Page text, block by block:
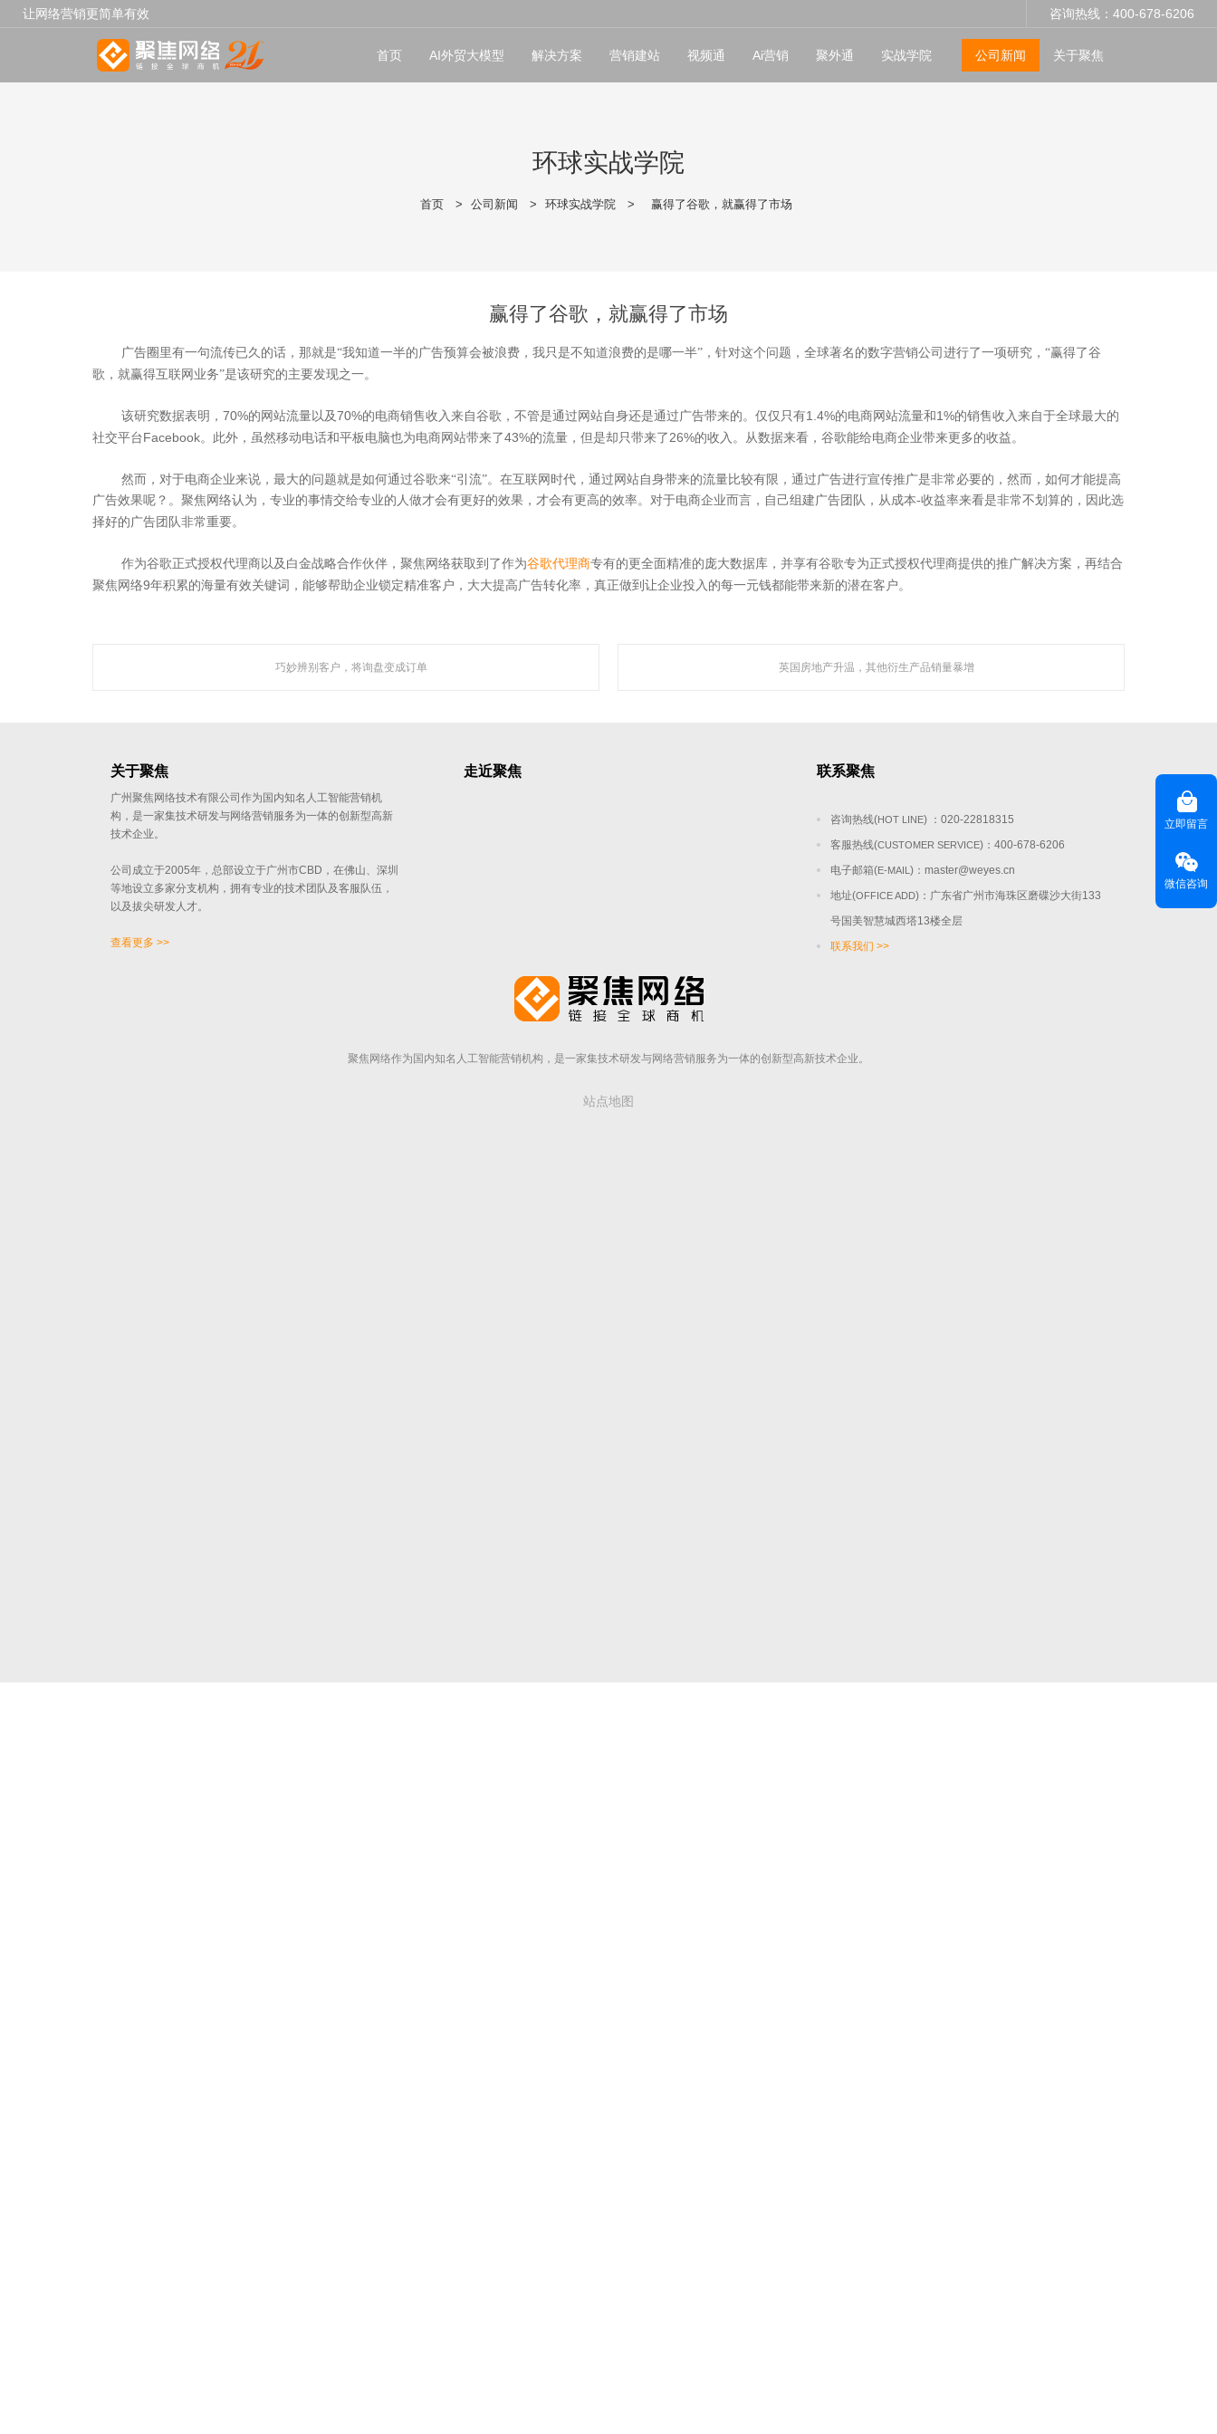
咨询热线：400-678-6206
让网络营销更简单有效
首页 AI外贸大模型 解决方案 营销建站 视频通 Ai营销 聚外通 实战学院 公司新闻 关于聚焦
环球实战学院
首页 > 公司新闻 > 环球实战学院 > 赢得了谷歌，就赢得了市场
赢得了谷歌，就赢得了市场
广告圈里有一句流传已久的话，那就是“我知道一半的广告预算会被浪费，我只是不知道浪费的是哪一半”，针对这个问题，全球著名的数字营销公司进行了一项研究，“赢得了谷
歌，就赢得互联网业务”是该研究的主要发现之一。
该研究数据表明， 70%的网站流量以及70%的电商销售收入来自谷歌，不管是通过网站自身还是通过广告带来的。仅仅只有1.4%的电商网站流量和1%的销售收入来自于全球最大的
社交平台Facebook。此外，虽然移动电话和平板电脑也为电商网站带来了43%的流量，但是却只带来了 26%的收入。从数据来看，谷歌能给电商企业带来更多的收益。
然而，对于电商企业来说，最大的问题就是如何通过谷歌来“引流”。在互联网时代，通过网站自身带来的流量比较有限，通过广告进行宣传推广是非常必要的，然而，如何才能提高
广告效果呢？。聚焦网络认为，专业的事情交给专业的人做才会有更好的效果，才会有更高的效率。对于电商企业而言，自己组建广告团队，从成本-收益率来看是非常不划算的，因此选
择好的广告团队非常重要。
作为谷歌正式授权代理商以及白金战略合作伙伴，聚焦网络获取到了作为谷歌代理商专有的更全面精准的庞大数据库，并享有谷歌专为正式授权代理商提供的推广解决方案，再结合
聚焦网络9年积累的海量有效关键词，能够帮助企业锁定精准客户，大大提高广告转化率，真正做到让企业投入的每一元钱都能带来新的潜在客户。
巧妙辨别客户，将询盘变成订单 英国房地产升温，其他衍生产品销量暴增
聚焦网络
关于聚焦
广州聚焦网络技术有限公司作为国内知名人工智能营销机
构，是一家集技术研发与网络营销服务为一体的创新型高新
技术企业。
公司成立于2005年，总部设立于广州市CBD，在佛山、深圳
等地设立多家分支机构，拥有专业的技术团队及客服队伍，
以及拔尖研发人才。
查看更多 >>
走近聚焦 联系聚焦
咨询热线(HOT LINE) ：020-22818315
客服热线(CUSTOMER SERVICE)：400-678-6206
电子邮箱(E-MAIL)：master@weyes.cn
地址(OFFICE ADD)：广东省广州市海珠区磨碟沙大街133
号国美智慧城西塔13楼全层
联系我们 >>
聚焦网络作为国内知名人工智能营销机构，是一家集技术研发与网络营销服务为一体的创新型高新技术企业。
站点地图
立即留言
微信咨询